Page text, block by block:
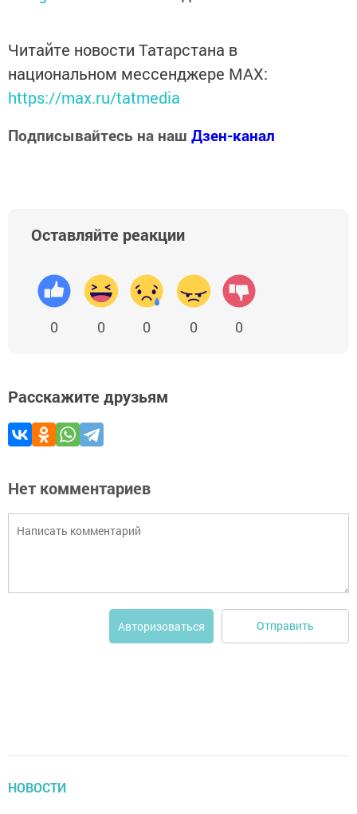
Читайте новости Татарстана в
национальном мессенджере MАХ:
https://max.ru/tatmedia
Подписывайтесь на наш Дзен-канал
Оставляйте реакции
0 0 0 0 0
Расскажите друзьям
Нет комментариев
Авторизоваться Отправить
НОВОСТИ